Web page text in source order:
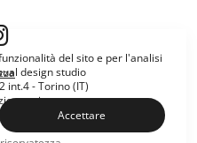
design studio
int.4 - Torino (IT)
riservati.
del sito e per l'analisi
Accettare